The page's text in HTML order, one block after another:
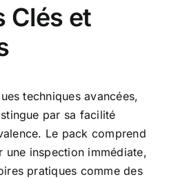
Clés et
techniques avancées,
par sa facilité
Le pack comprend
une inspection immédiate,
pratiques comme des